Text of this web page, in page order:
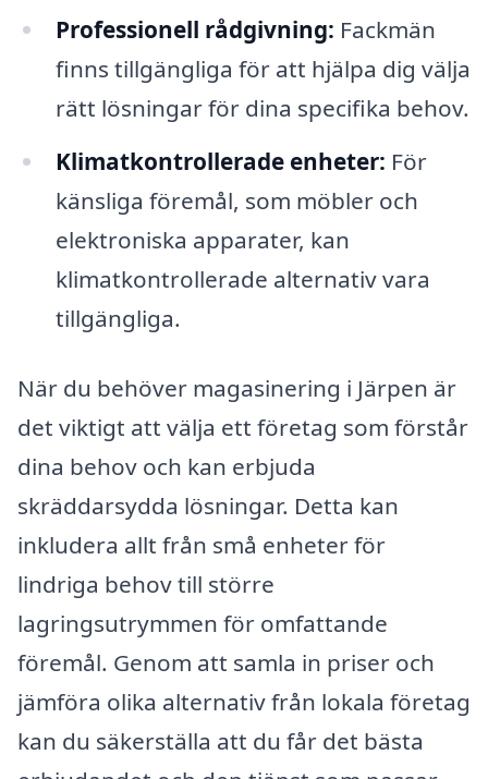
Professionell rådgivning: Fackmän
finns tillgängliga för att hjälpa dig välja
rätt lösningar för dina specifika behov.
Klimatkontrollerade enheter: För
känsliga föremål, som möbler och
elektroniska apparater, kan
klimatkontrollerade alternativ vara
tillgängliga.
När du behöver magasinering i Järpen är
det viktigt att välja ett företag som förstår
dina behov och kan erbjuda
skräddarsydda lösningar. Detta kan
inkludera allt från små enheter för
lindriga behov till större
lagringsutrymmen för omfattande
föremål. Genom att samla in priser och
jämföra olika alternativ från lokala företag
kan du säkerställa att du får det bästa